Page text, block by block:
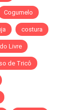
Cogumelo
costura
Livre
de Tricô